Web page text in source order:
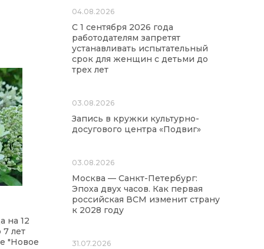
на 12
7 лет
"Новое
04.08.2026
С 1 сентября 2026 года
работодателям запретят
устанавливать испытательный
срок для женщин с детьми до
трех лет
03.08.2026
Запись в кружки культурно-
досугового центра «Подвиг»
03.08.2026
Москва — Санкт-Петербург:
Эпоха двух часов. Как первая
российская ВСМ изменит страну
к 2028 году
31.07.2026